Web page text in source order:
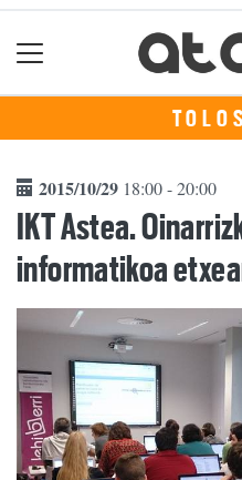
2015/10/29 18:00 - 20:00
IKT Astea.
informatikoa